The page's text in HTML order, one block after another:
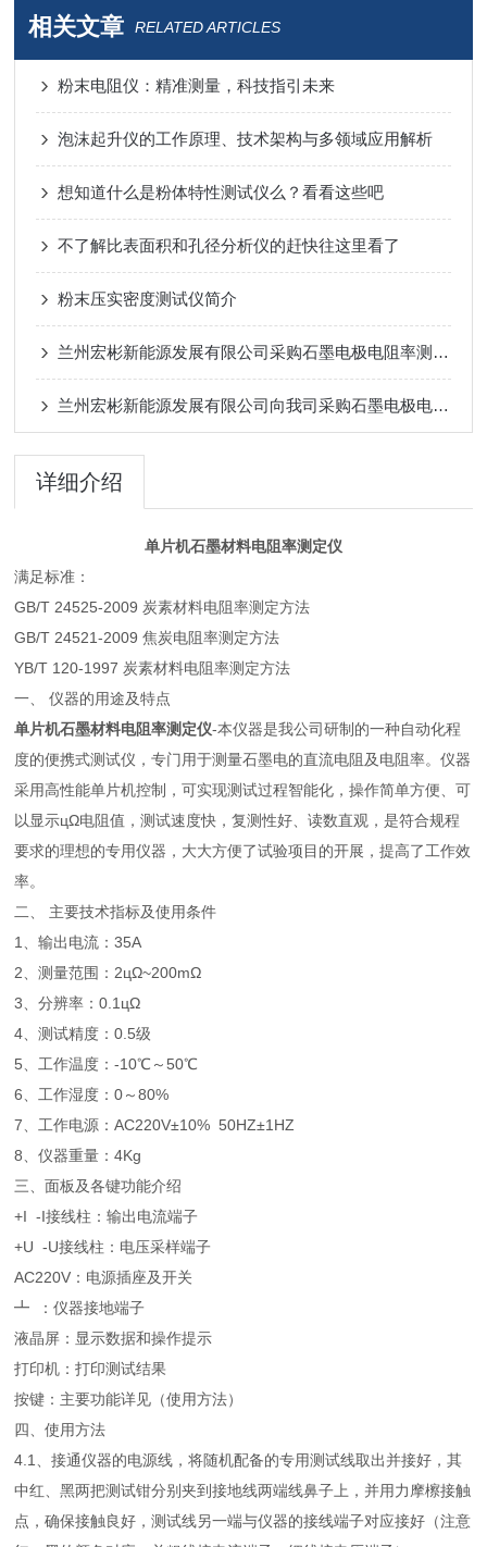
相关文章 RELATED ARTICLES
粉末电阻仪：精准测量，科技指引未来
泡沫起升仪的工作原理、技术架构与多领域应用解析
想知道什么是粉体特性测试仪么？看看这些吧
不了解比表面积和孔径分析仪的赶快往这里看了
粉末压实密度测试仪简介
兰州宏彬新能源发展有限公司采购石墨电极电阻率测试仪
兰州宏彬新能源发展有限公司向我司采购石墨电极电阻率测试仪
详细介绍
单片机石墨材料电阻率测定仪
满足标准：
GB/T 24525-2009 炭素材料电阻率测定方法
GB/T 24521-2009 焦炭电阻率测定方法
YB/T 120-1997 炭素材料电阻率测定方法
一、 仪器的用途及特点
单片机石墨材料电阻率测定仪-本仪器是我公司研制的一种自动化程
度的便携式测试仪，专门用于测量石墨电的直流电阻及电阻率。仪器
采用高性能单片机控制，可实现测试过程智能化，操作简单方便、可
以显示цΩ电阻值，测试速度快，复测性好、读数直观，是符合规程
要求的理想的专用仪器，大大方便了试验项目的开展，提高了工作效
率。
二、 主要技术指标及使用条件
1、输出电流：35A
2、测量范围：2цΩ~200mΩ
3、分辨率：0.1цΩ
4、测试精度：0.5级
5、工作温度：-10℃～50℃
6、工作湿度：0～80%
7、工作电源：AC220V±10% 50HZ±1HZ
8、仪器重量：4Kg
三、面板及各键功能介绍
+I -I接线柱：输出电流端子
+U -U接线柱：电压采样端子
AC220V：电源插座及开关
┻ ：仪器接地端子
液晶屏：显示数据和操作提示
打印机：打印测试结果
按键：主要功能详见（使用方法）
四、使用方法
4.1、接通仪器的电源线，将随机配备的专用测试线取出并接好，其
中红、黑两把测试钳分别夹到接地线两端线鼻子上，并用力摩檫接触
点，确保接触良好，测试线另一端与仪器的接线端子对应接好（注意